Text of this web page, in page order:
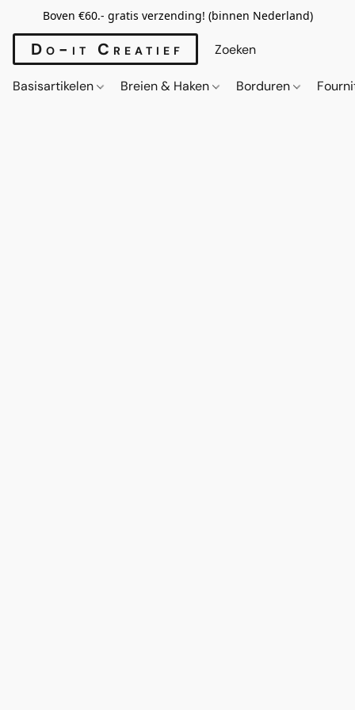
Boven €60.- gratis verzending! (binnen Nederland)
Do-it Creatief
Basisartikelen Breien & Haken Borduren